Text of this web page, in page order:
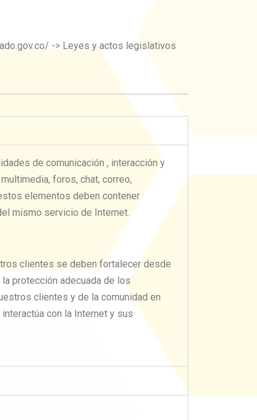
-> Leyes y actos legislativos
de comunicación , interacción y
foros, chat, correo,
elementos deben contener
mismo servicio de Internet.
clientes se deben fortalecer desde
protección adecuada de los
clientes y de la comunidad en
con la Internet y sus